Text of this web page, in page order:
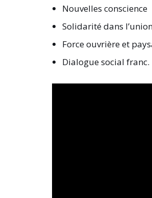
Nouvelles conscience
Solidarité dans
Force ouvrière et
Dialogue social franc.